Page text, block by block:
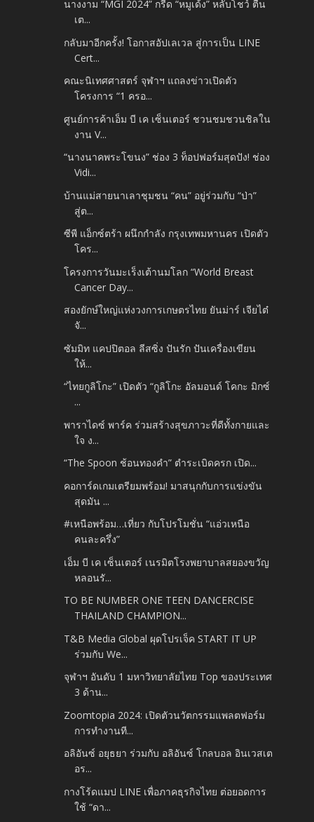
นางงาม “MGI 2024” กรี๊ด “หมูเด้ง” หลับโชว์ ตื่น
เต...
กลับมาอีกครั้ง! โอกาสอัปเลเวล สู่การเป็น LINE
Cert...
คณะนิเทศศาสตร์ จุฬาฯ แถลงข่าวเปิดตัว
โครงการ “1 ครอ...
ศูนย์การค้าเอ็ม บี เค เซ็นเตอร์ ชวนชมชวนชิลใน
งาน V...
“นางนาคพระโขนง” ช่อง 3 ท็อปฟอร์มสุดปัง! ช่อง
Vidi...
บ้านแม่สายนาเลาชุมชน “คน” อยู่ร่วมกับ “ป่า”
สู่ต...
ซีพี แอ็กซ์ตร้า ผนึกกำลัง กรุงเทพมหานคร เปิดตัว
โคร...
โครงการวันมะเร็งเต้านมโลก “World Breast
Cancer Day...
สองยักษ์ใหญ่แห่งวงการเกษตรไทย ยันม่าร์ เจียไต๋
จั...
ซัมมิท แคปปิตอล ลีสซิ่ง ปันรัก ปันเครื่องเขียน
ให้...
“ไทยกูลิโกะ” เปิดตัว “กูลิโกะ อัลมอนด์ โคกะ มิกซ์
...
พาราไดซ์ พาร์ค ร่วมสร้างสุขภาวะที่ดีทั้งกายและ
ใจ ง...
“The Spoon ช้อนทองคำ” ตำระเบิดครก เปิด...
คอการ์ดเกมเตรียมพร้อม! มาสนุกกับการแข่งขัน
สุดมัน ...
#เหนือพร้อม…เที่ยว กับโปรโมชั่น “แอ่วเหนือ
คนละครึ่ง”
เอ็ม บี เค เซ็นเตอร์ เนรมิตโรงพยาบาลสยองขวัญ
หลอนรั...
TO BE NUMBER ONE TEEN DANCERCISE
THAILAND CHAMPION...
T&B Media Global ผุดโปรเจ็ค START IT UP
ร่วมกับ We...
จุฬาฯ อันดับ 1 มหาวิทยาลัยไทย Top ของประเทศ
3 ด้าน...
Zoomtopia 2024: เปิดตัวนวัตกรรมแพลตฟอร์ม
การทำงานที...
อลิอันซ์ อยุธยา ร่วมกับ อลิอันซ์ โกลบอล อินเวสเต
อร...
กางโร้ดแมป LINE เพื่อภาคธุรกิจไทย ต่อยอดการ
ใช้ “ดา...